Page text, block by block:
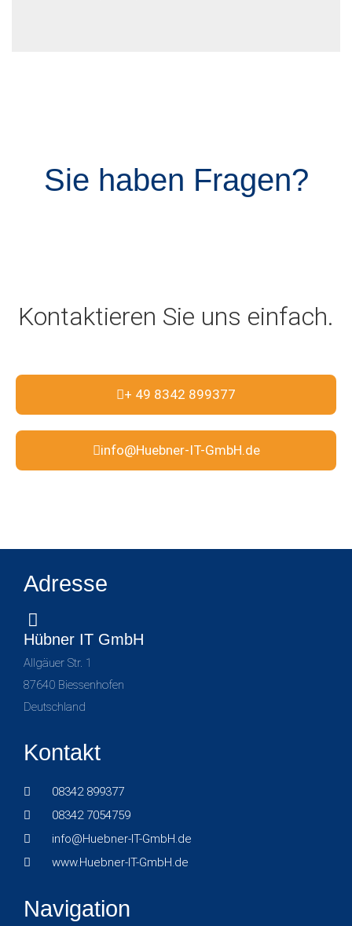
Sie haben Fragen?
Kontaktieren Sie uns einfach.
+ 49 8342 899377
info@Huebner-IT-GmbH.de
Adresse
Hübner IT GmbH
Allgäuer Str. 1
87640 Biessenhofen
Deutschland
Kontakt
08342 899377
08342 7054759
info@Huebner-IT-GmbH.de
www.Huebner-IT-GmbH.de
Navigation